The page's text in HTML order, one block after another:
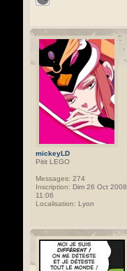
mickeyLD
Pitit LEGO
Messages: 274
Inscription: Dim 26 Oct 2008,
11:06
Localisation: Lyon